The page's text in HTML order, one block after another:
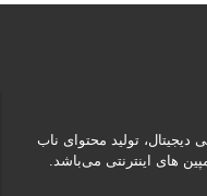
تولید محتوای ناب
های اینترنتی می‌باشد.